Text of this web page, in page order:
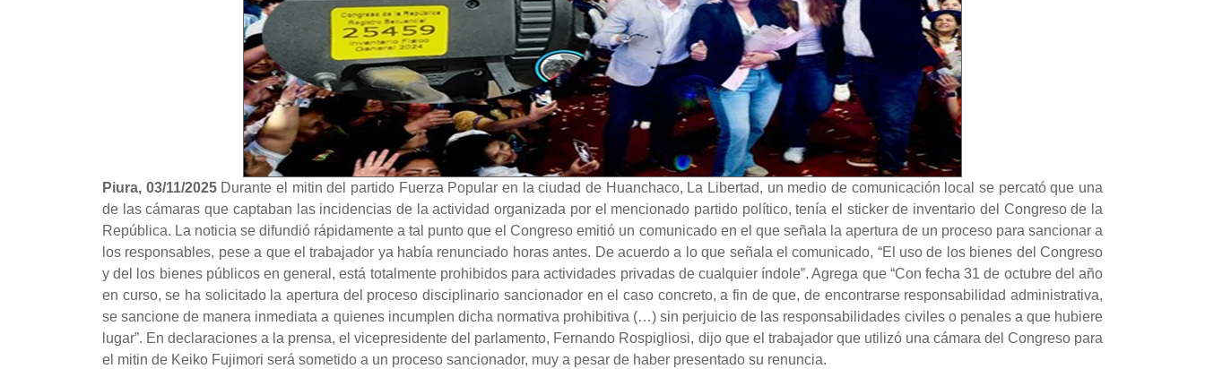
Piura, 03/11/2025 Durante el mitin del partido Fuerza Popular en la ciudad de Huanchaco, La Libertad, un medio de comunicación local se percató que una
de las cámaras que captaban las incidencias de la actividad organizada por el mencionado partido político, tenía el sticker de inventario del Congreso de la
República. La noticia se difundió rápidamente a tal punto que el Congreso emitió un comunicado en el que señala la apertura de un proceso para sancionar a
los responsables, pese a que el trabajador ya había renunciado horas antes. De acuerdo a lo que señala el comunicado, “El uso de los bienes del Congreso
y del los bienes públicos en general, está totalmente prohibidos para actividades privadas de cualquier índole”. Agrega que “Con fecha 31 de octubre del año
en curso, se ha solicitado la apertura del proceso disciplinario sancionador en el caso concreto, a fin de que, de encontrarse responsabilidad administrativa,
se sancione de manera inmediata a quienes incumplen dicha normativa prohibitiva (…) sin perjuicio de las responsabilidades civiles o penales a que hubiere
lugar”. En declaraciones a la prensa, el vicepresidente del parlamento, Fernando Rospigliosi, dijo que el trabajador que utilizó una cámara del Congreso para
el mitin de Keiko Fujimori será sometido a un proceso sancionador, muy a pesar de haber presentado su renuncia.